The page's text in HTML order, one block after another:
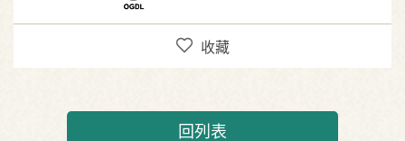
收藏
回列表